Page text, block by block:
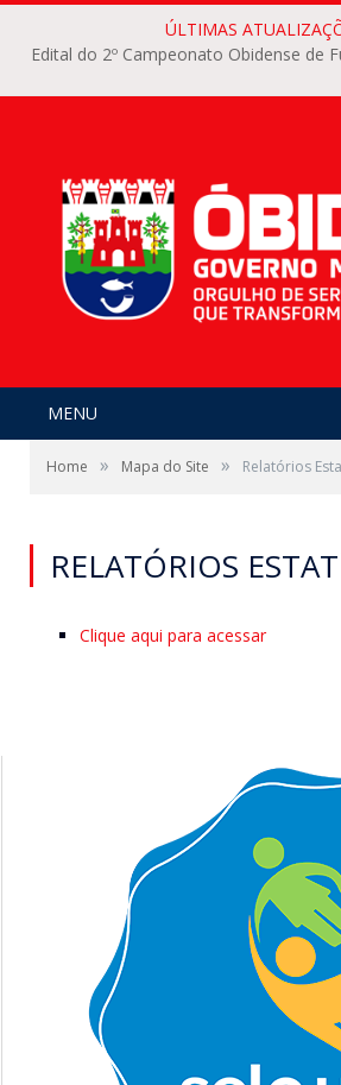
ÚLTIMAS
Edital do 2º Campeonato Obidense de
MENU
Home » Mapa do Site » Relatórios
RELATÓRIOS
Clique aqui para acessar